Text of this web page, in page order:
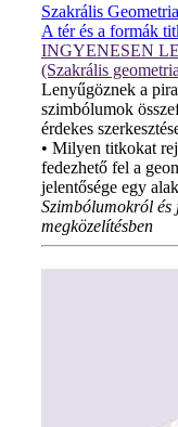
Szakrális
A tér és a formák
INGYENESEN
(Szakrális
Lenyűgöznek a
szimbólumok
érdekes
• Milyen titkokat
fedezhető fel a
jelentősége egy
Szimbólumokról és
megközelítésben